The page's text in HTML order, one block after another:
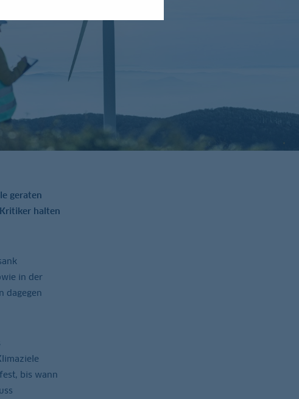
geraten
halten
in der
dagegen
bis wann